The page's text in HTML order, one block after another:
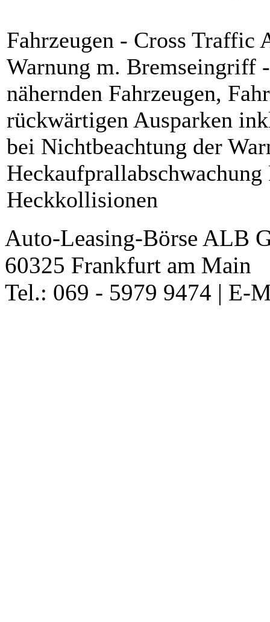
Fahrzeugen - Cross
Warnung m. Bremseingriff
nähernden Fahrzeugen,
rückwärtigen Ausparken
bei Nichtbeachtung der
Heckkollisionen
Auto-Leasing-Börse ALB
60325 Frankfurt am Main
Tel.: 069 - 5979 9474 | E-